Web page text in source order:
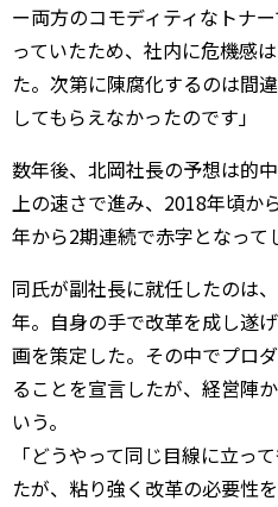
ー両方のコモディティなトナ
っていたため、社内に危機感
た。次第に陳腐化するのは間
してもらえなかったのです」
数年後、北岡社長の予想は的
上の速さで進み、2018年頃
年から2期連続で赤字となって
同氏が副社長に就任したのは
年。自身の手で改革を成し遂
画を策定した。その中でプロ
ることを宣言したが、経営陣
いう。
「どうやって同じ目線に立っ
たが、粘り強く改革の必要性